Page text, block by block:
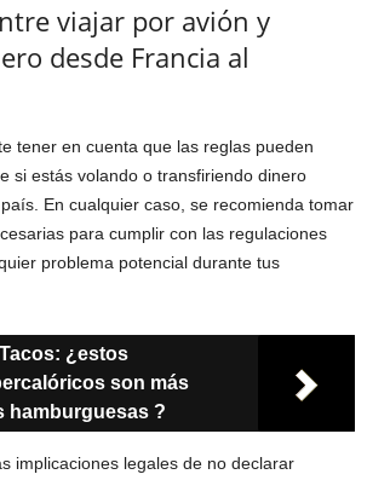
viajar por avión y
desde Francia al
tener en cuenta que las reglas pueden
si estás volando o transfiriendo dinero
En cualquier caso, se recomienda tomar
para cumplir con las regulaciones
problema potencial durante tus
Tacos: ¿estos
son más
hamburguesas ?
implicaciones legales de no declarar